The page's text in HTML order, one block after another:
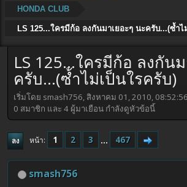
HONDA CLUB
LS 125...ใครมีก้อ ลงกันมาเยอะๆ นะครับ...(ซ้ำไ
LS 125...ใครมีก้อ ลงกัน
ครับ...(ซ้ำไม่เป็นใรครับ)
เริ่มโดย smash756, สิงหาคม 01, 2010,
0 สมาชิก และ 4 ผู้มาเยือน กำลังดูหัวข้อนี้
ลง หน้า 1 2 3 ... 467
smash756